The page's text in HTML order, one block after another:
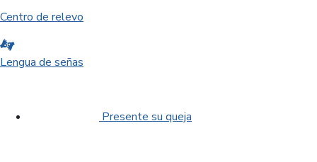
Centro de relevo
Lengua de señas
Presente su queja